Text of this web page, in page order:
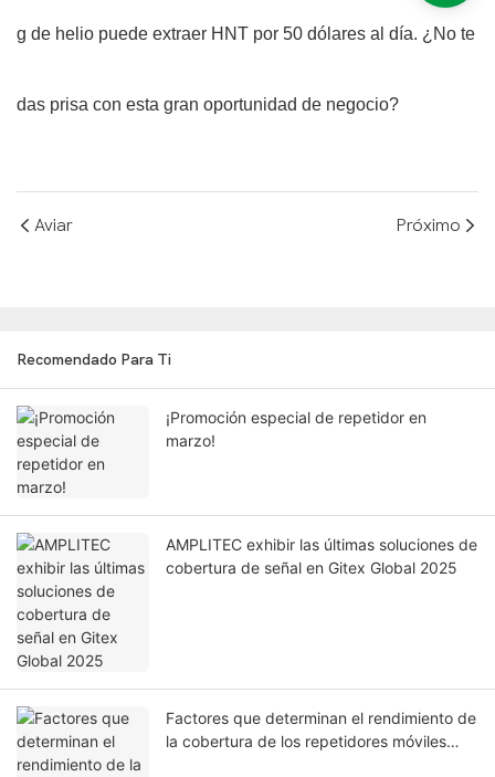
g de helio puede extraer HNT por 50 dólares al día. ¿No te
das prisa con esta gran oportunidad de negocio?
Aviar Próximo
Recomendado Para Ti
¡Promoción especial de repetidor en
marzo!
AMPLITEC exhibir las últimas soluciones de
cobertura de señal en Gitex Global 2025
Factores que determinan el rendimiento de
la cobertura de los repetidores móviles